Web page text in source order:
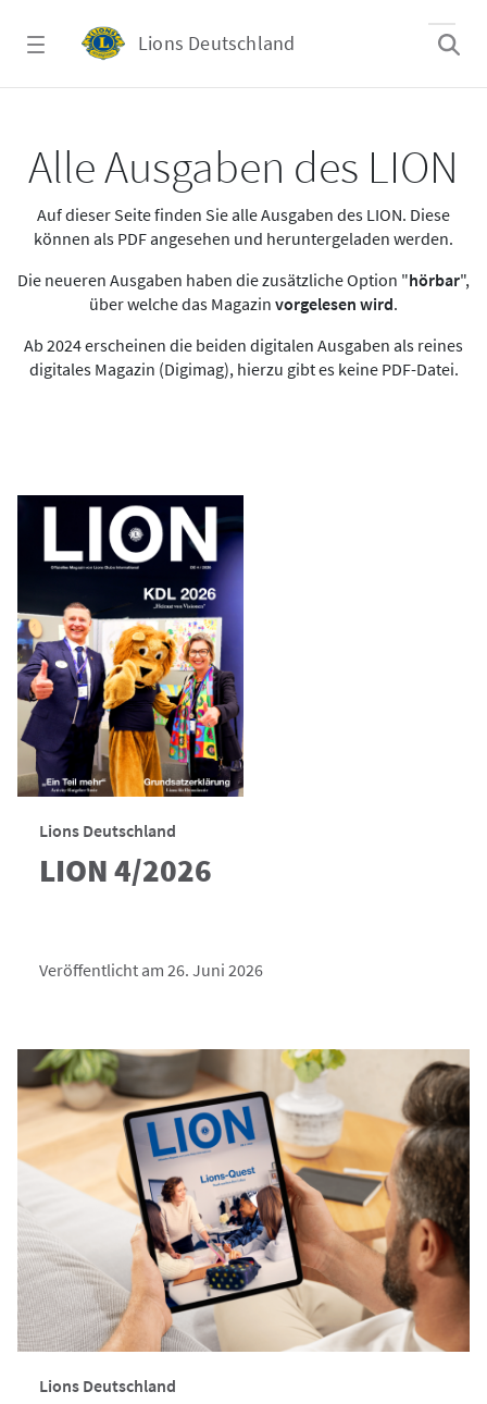
Lions Deutschland
Alle Ausgaben des LION
Auf dieser Seite finden Sie alle Ausgaben des LION. Diese
können als PDF angesehen und heruntergeladen werden.
Die neueren Ausgaben haben die zusätzliche Option "hörbar",
über welche das Magazin vorgelesen wird.
Ab 2024 erscheinen die beiden digitalen Ausgaben als reines
digitales Magazin (Digimag), hierzu gibt es keine PDF-Datei.
Lions Deutschland
LION 4/2026
Veröffentlicht am 26. Juni 2026
Lions Deutschland